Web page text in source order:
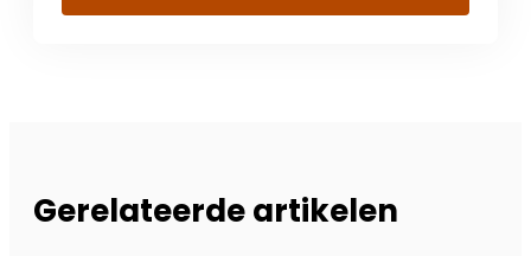
Gerelateerde artikelen